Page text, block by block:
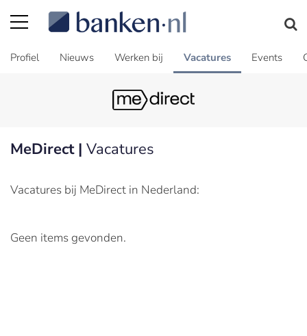
Profiel Nieuws Werken bij Vacatures Events
MeDirect | Vacatures
Vacatures bij MeDirect in Nederland:
Geen items gevonden.